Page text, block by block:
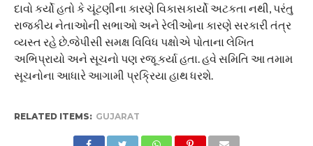
દાવો કર્યો હતો કે ચૂંટણીના કારણે વિકાસકાર્યો અટકતા નથી, પરંતુ
રાજકીય નેતાઓની સભાઓ અને રેલીઓના કારણે સરકારી તંત્ર
વ્યસ્ત રહે છે.જેપીસી સમક્ષ વિવિધ પક્ષોએ પોતાના લેખિત
અભિપ્રાયો અને સૂચનો પણ રજૂ કર્યા હતા. હવે સમિતિ આ તમામ
સૂચનોના આધારે આગામી પ્રક્રિયા હાથ ધરશે.
RELATED ITEMS: GUJARAT